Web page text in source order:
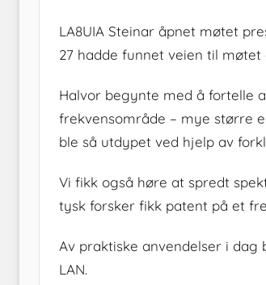
LA8UIA Steinar åpnet møtet
27 hadde funnet veien til
Halvor begynte med å fortelle
frekvensområde – mye større
ble så utdypet ved hjelp av
Vi fikk også høre at spredt
tysk forsker fikk patent på et
Av praktiske anvendelser i dag
LAN.